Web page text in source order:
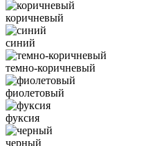
коричневый
синий
темно-коричневый
фиолетовый
фуксия
черный